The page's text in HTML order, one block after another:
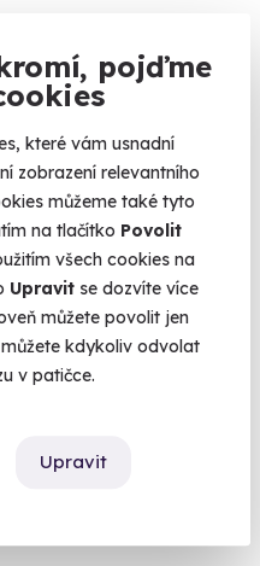
pojďme
které vám usnadní
zobrazení relevantního
můžeme také tyto
na tlačítko Povolit
všech cookies na
Upravit se dozvíte více
můžete povolit jen
kdykoliv odvolat
v patičce.
Upravit
jednotky URNA.